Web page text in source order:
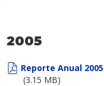
2005
Reporte Anual 2005
(3.15 MB)